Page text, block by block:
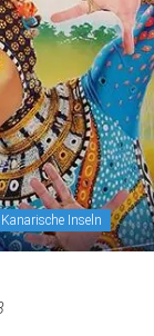
Kanarische Inseln